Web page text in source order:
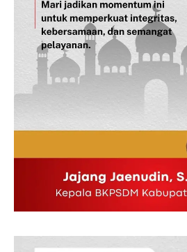
Indeks Berita